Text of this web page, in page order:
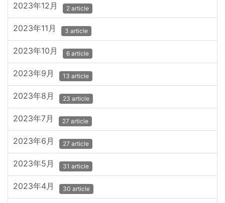
2023年12月 2 article
2023年11月 3 article
2023年10月 6 article
2023年9月 13 article
2023年8月 23 article
2023年7月 27 article
2023年6月 27 article
2023年5月 31 article
2023年4月 30 article